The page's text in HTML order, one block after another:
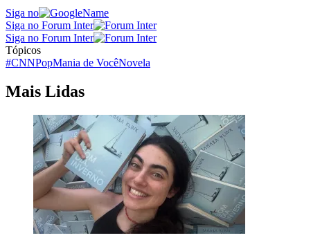
Siga no
Siga no Forum Inter
Siga no Forum Inter
Tópicos
#CNNPopMania de VocêNovela
Mais Lidas